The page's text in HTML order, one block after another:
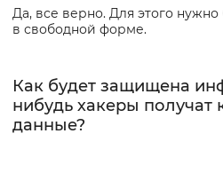
Да, все верно. Для этого нужно
в свободной форме.
Как будет защищена
нибудь хакеры получат
данные?